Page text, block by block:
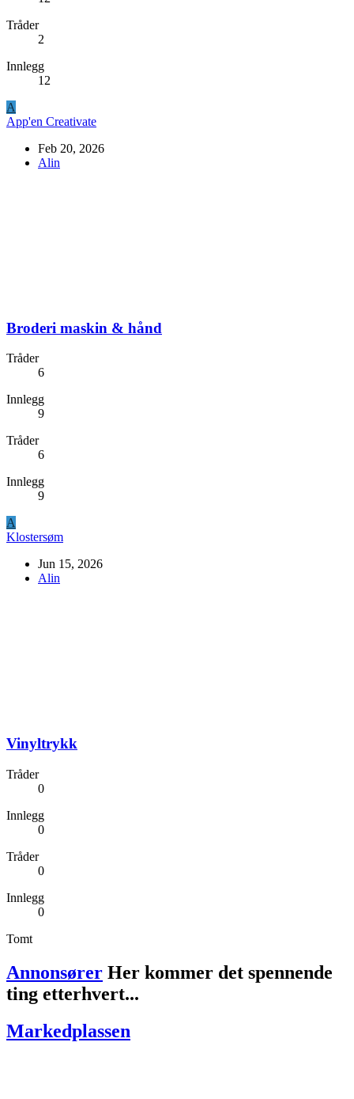
Tråder
2
Innlegg
12
A
App'en Creativate
Feb 20, 2026
Alin
Broderi maskin & hånd
Tråder
6
Innlegg
9
Tråder
6
Innlegg
9
A
Klostersøm
Jun 15, 2026
Alin
Vinyltrykk
Tråder
0
Innlegg
0
Tråder
0
Innlegg
0
Tomt
Annonsører Her kommer det spennende
ting etterhvert...
Markedplassen